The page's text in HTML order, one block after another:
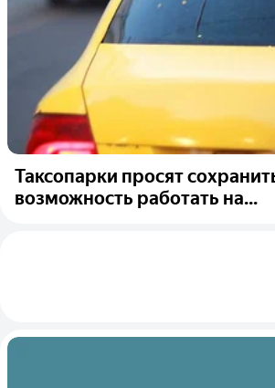
Таксопарки просят
возможность работать на...